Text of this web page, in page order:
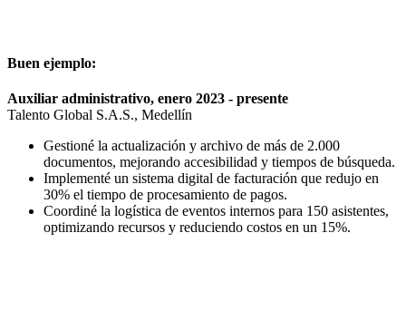
Buen ejemplo:
Auxiliar administrativo, enero 2023 - presente
Talento Global S.A.S., Medellín
Gestioné la actualización y archivo de más de 2.000
documentos, mejorando accesibilidad y tiempos de búsqueda.
Implementé un sistema digital de facturación que redujo en
30% el tiempo de procesamiento de pagos.
Coordiné la logística de eventos internos para 150 asistentes,
optimizando recursos y reduciendo costos en un 15%.